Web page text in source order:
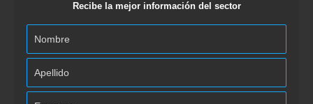
Recibe la mejor información del sector